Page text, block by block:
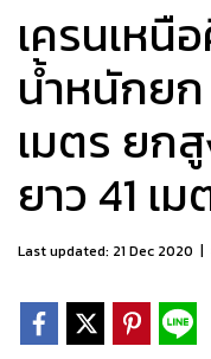
เครนเหนื
น้ำหนักย
เมตร ยก
ยาว 41 เม
Last updated: 21 Dec 2020 |